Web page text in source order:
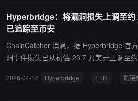
证明者网络，实现全栈去中心化运行。 此次重启同时推出 “Hyper Fu
ngible Token（HFT）”标准，使每个跨链
由发行方自主控制跨链行为规则，包括暂
erbridge 还发布了 OFT（Omnichain
至基于零知识证明的传输层，无需重新部署合约。 此外，
Hyperbridge：将漏洞损失上调至约
已追踪至币安
ChainCatcher 消息，据 Hyperbridge 官
洞事件损失已从初估 23.7 万美元上调至
从相关合约中提取约 245 枚 ETH，随后
2026-04-16 Hyperbridge ETH 跨链